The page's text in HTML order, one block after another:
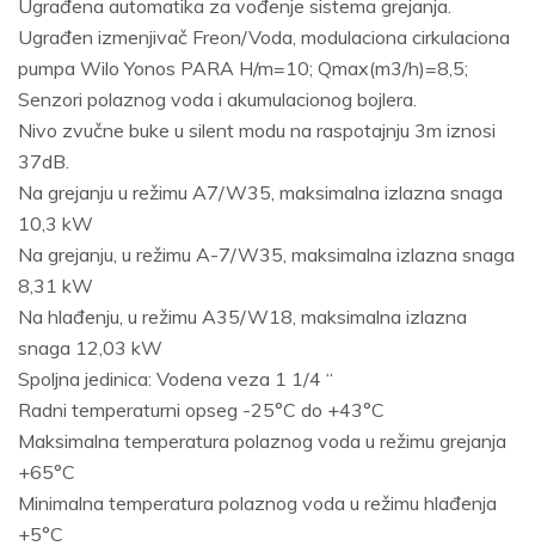
Ugrađena automatika za vođenje sistema grejanja.
Ugrađen izmenjivač Freon/Voda, modulaciona cirkulaciona
pumpa Wilo Yonos PARA H/m=10; Qmax(m3/h)=8,5;
Senzori polaznog voda i akumulacionog bojlera.
Nivo zvučne buke u silent modu na raspotajnju 3m iznosi
37dB.
Na grejanju u režimu A7/W35, maksimalna izlazna snaga
10,3 kW
Na grejanju, u režimu A-7/W35, maksimalna izlazna snaga
8,31 kW
Na hlađenju, u režimu A35/W18, maksimalna izlazna
snaga 12,03 kW
Spoljna jedinica: Vodena veza 1 1/4 “
Radni temperaturni opseg -25°C do +43°C
Maksimalna temperatura polaznog voda u režimu grejanja
+65°C
Minimalna temperatura polaznog voda u režimu hlađenja
+5°C